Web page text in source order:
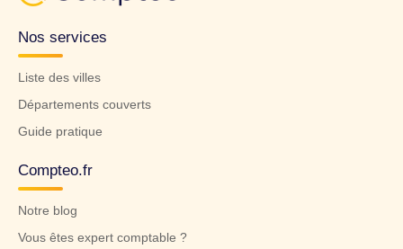
Nos services
Liste des villes
Départements couverts
Guide pratique
Compteo.fr
Notre blog
Vous êtes expert comptable ?